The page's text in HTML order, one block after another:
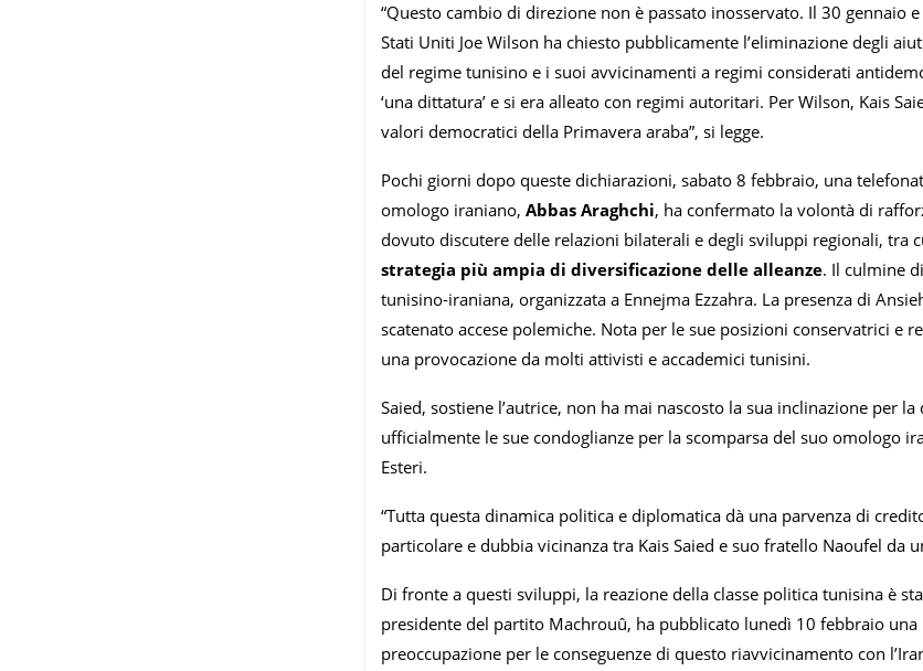
“Questo cambio di direzione non è passato inosservato. Il 30
Stati Uniti Joe Wilson ha chiesto pubblicamente l’eliminazione degli
del regime tunisino e i suoi avvicinamenti a regimi considerati
‘una dittatura’ e si era alleato con regimi autoritari. Per Wilson, Kais
valori democratici della Primavera araba”, si legge.
Pochi giorni dopo queste dichiarazioni, sabato 8 febbraio, una
omologo iraniano, Abbas Araghchi, ha confermato la volontà di
dovuto discutere delle relazioni bilaterali e degli sviluppi regionali, tra
strategia più ampia di diversificazione delle alleanze. Il culmine
tunisino-iraniana, organizzata a Ennejma Ezzahra. La presenza di
scatenato accese polemiche. Nota per le sue posizioni conservatrici e
una provocazione da molti attivisti e accademici tunisini.
Saied, sostiene l’autrice, non ha mai nascosto la sua inclinazione per
ufficialmente le sue condoglianze per la scomparsa del suo omologo
Esteri.
“Tutta questa dinamica politica e diplomatica dà una parvenza di
particolare e dubbia vicinanza tra Kais Saied e suo fratello Naoufel da
Di fronte a questi sviluppi, la reazione della classe politica tunisina è
presidente del partito Machrouû, ha pubblicato lunedì 10 febbraio
preoccupazione per le conseguenze di questo riavvicinamento con